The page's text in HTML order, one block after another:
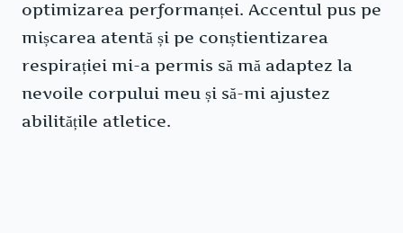
optimizarea performanței. Accentul pus pe
mișcarea atentă și pe conștientizarea
respirației mi-a permis să mă adaptez la
nevoile corpului meu și să-mi ajustez
abilitățile atletice.